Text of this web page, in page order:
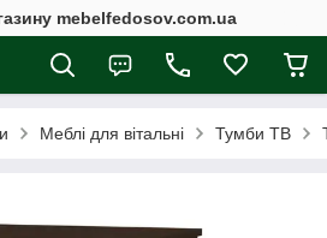
mebelfedosov.com.ua
Меблі для вітальні Тумби ТВ